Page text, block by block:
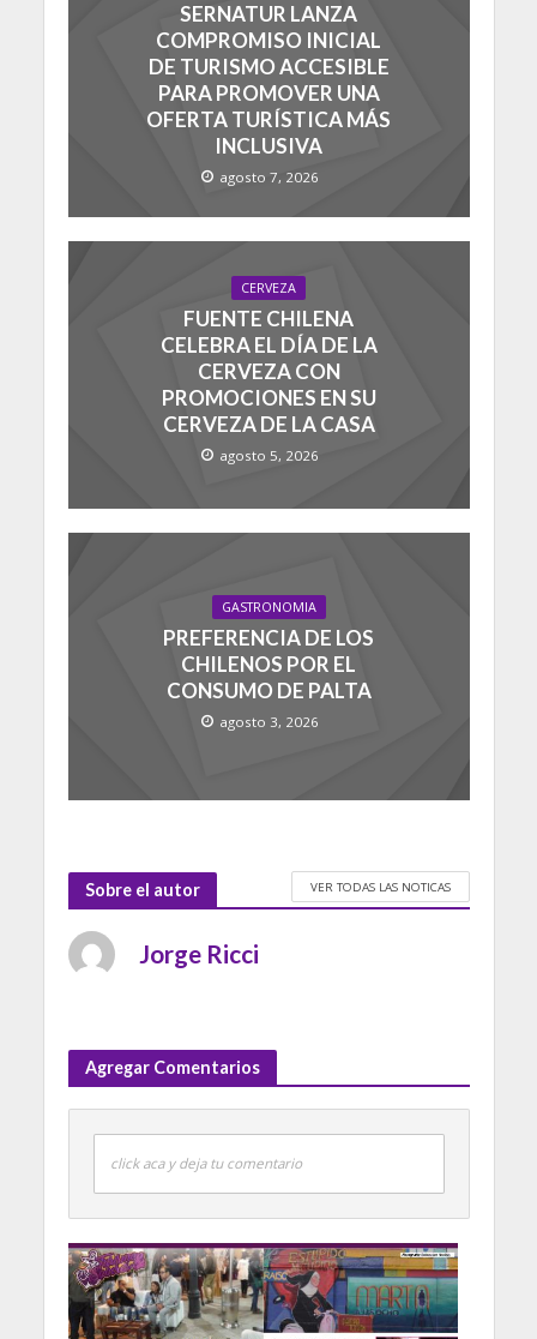
SERNATUR LANZA
COMPROMISO INICIAL
DE TURISMO ACCESIBLE
PARA PROMOVER UNA
OFERTA TURÍSTICA MÁS
INCLUSIVA
agosto 7, 2026
CERVEZA
FUENTE CHILENA
CELEBRA EL DÍA DE LA
CERVEZA CON
PROMOCIONES EN SU
CERVEZA DE LA CASA
agosto 5, 2026
GASTRONOMIA
PREFERENCIA DE LOS
CHILENOS POR EL
CONSUMO DE PALTA
agosto 3, 2026
Sobre el autor VER TODAS LAS NOTICAS
Jorge Ricci
Agregar Comentarios
click aca y deja tu comentario